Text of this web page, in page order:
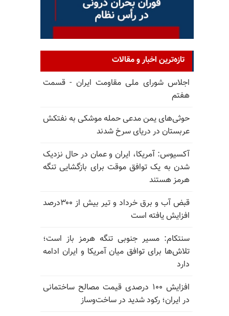
تازه‌ترین اخبار و مقالات
اجلاس شورای ملی مقاومت ایران - قسمت
هفتم
حوثی‌های یمن مدعی حمله موشکی به نفتکش
عربستان در دریای سرخ شدند
آکسیوس: آمریکا، ایران و عمان در حال نزدیک
شدن به یک توافق موقت برای بازگشایی تنگه
هرمز هستند
قبض آب و برق خرداد و تیر بیش از ۳۰۰درصد
افزایش یافته است
سنتکام: مسیر جنوبی تنگه هرمز باز است؛
تلاش‌ها برای توافق میان آمریکا و ایران ادامه
دارد
افزایش ۱۰۰ درصدی قیمت مصالح ساختمانی
در ایران؛ رکود شدید در ساخت‌وساز